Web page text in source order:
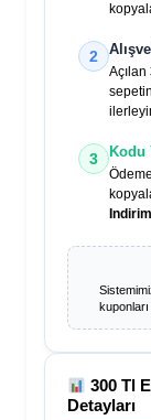
2
Açılan
3 Kodu
300 Tl
Detayları